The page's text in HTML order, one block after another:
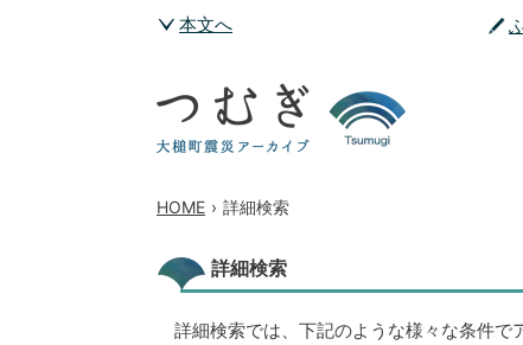
本文へ
HOME › 詳細検索
詳細検索
詳細検索では、下記のような様々な条件